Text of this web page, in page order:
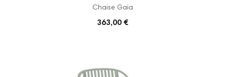
Chaise Gaia
363,00 €